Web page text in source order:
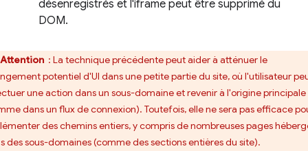
désenregistrés et l'iframe peut être supprimé du
DOM.
Attention : La technique précédente peut aider à atténuer le
potentiel d'UI dans une petite partie du site, où l'utilisateur
une action dans un sous-domaine et revenir à l'origine principale
dans un flux de connexion). Toutefois, elle ne sera pas efficace
des chemins entiers, y compris de nombreuses pages
des sous-domaines (comme des sections entières du site).